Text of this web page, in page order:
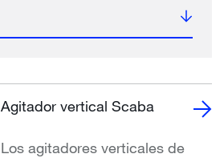
Agitador vertical Scaba
Los agitadores verticales de